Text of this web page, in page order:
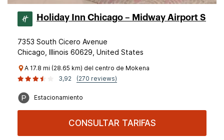
Holiday Inn Chicago – Midway Airport S
7353 South Cicero Avenue
Chicago, Illinois 60629, United States
A 17.8 mi (28.65 km) del centro de Mokena
3,92
(270 reviews)
Estacionamiento
CONSULTAR TARIFAS